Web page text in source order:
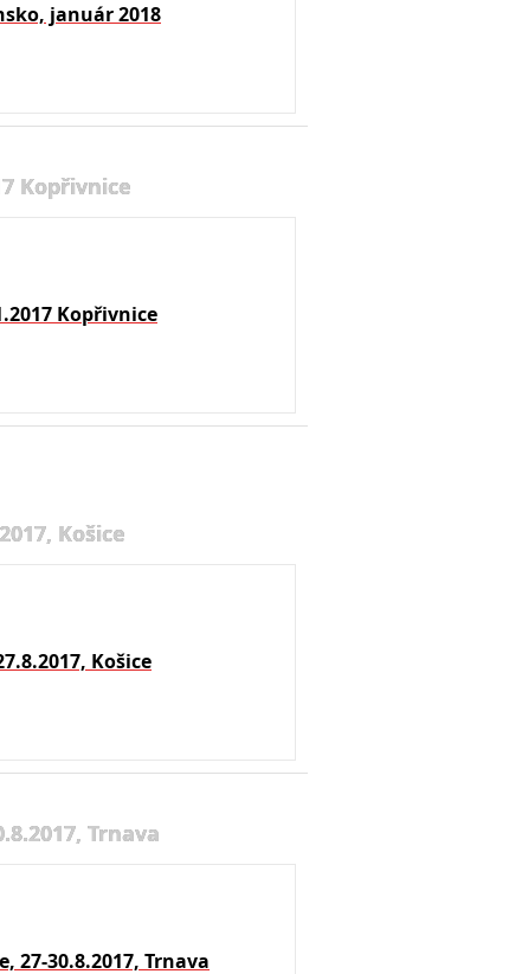
január 2018
Kopřivnice
Kopřivnice
Košice
Košice
Trnava
27-30.8.2017, Trnava